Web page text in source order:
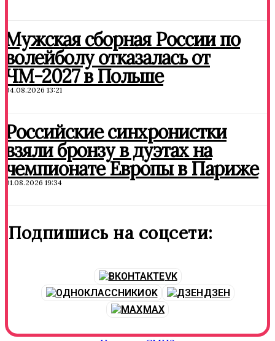
Мужская сборная России по
волейболу отказалась от
ЧМ-2027 в Польше
04.08.2026 13:21
Российские синхронистки
взяли бронзу в дуэтах на
чемпионате Европы в Париже
01.08.2026 19:34
Подпишись на соцсети:
VK
OK
ДЗЕН
MAX